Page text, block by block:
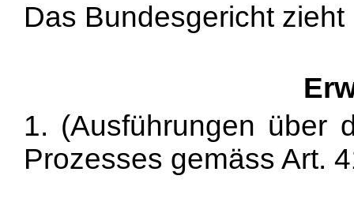
Das Bundesgericht
1. (Ausführungen über
Prozesses gemäss Art.